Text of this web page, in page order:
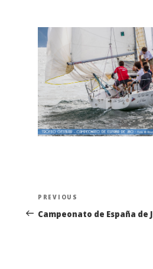
Navegación
de
Previous
Post
PREVIOUS
Campeonato de España de